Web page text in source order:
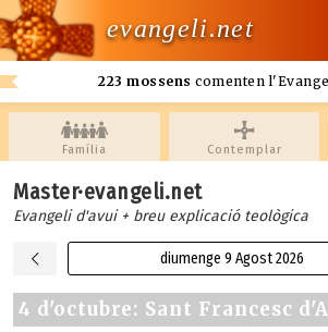
evangeli.net
223 mossens comenten
Família Contemplar
Master·evangeli.net
Evangeli d'avui + breu explicació teològica
diumenge 9 Agost 2026
4 d'octubre: Sant Francesc